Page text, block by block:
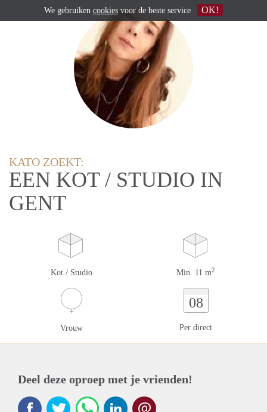
KATO ZOEKT:
EEN KOT / STUDIO IN
GENT
Kot / Studio Min. 11 m2
Vrouw
08
Per direct
Deel deze oproep met je vrienden!
We gebruiken cookies voor de beste service OK!